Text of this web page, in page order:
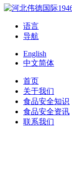
语言
导航
English
中文简体
首页
关于我们
食品安全知识
食品安全资讯
联系我们